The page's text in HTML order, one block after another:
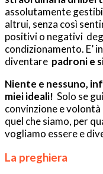
assolutamente
altrui, senza così
positivi o negativi
condizionamento. E’
diventare padroni e
Niente e nessuno,
miei ideali! Solo se
convinzione e
quel che siamo, per
vogliamo essere e
La preghiera